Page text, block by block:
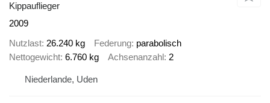
Kippauflieger
2009
Nutzlast 26.240 kg Federung parabolisch
Nettogewicht 6.760 kg Achsenanzahl 2
Niederlande, Uden